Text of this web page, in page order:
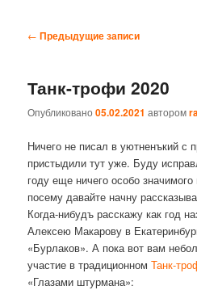
Навигация
← Предыдущие записи
Танк-трофи 2020
Опубликовано05.02.2021 автором
Ничего не писал в уютненъкий с
пристыдили тут уже. Буду
году еще ничего особо
посему давайте начну
Когда-нибудъ расскажу как год
Алексею Макарову в
«Бурлаков». А пока вот вам
участие в традиционномТанк-
«Глазами штурмана»: